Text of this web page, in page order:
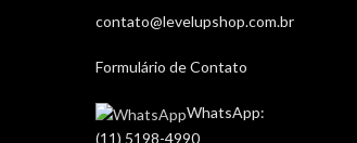
contato@levelupshop.com.br
Formulário de Contato
WhatsApp:
(11) 5198-4990